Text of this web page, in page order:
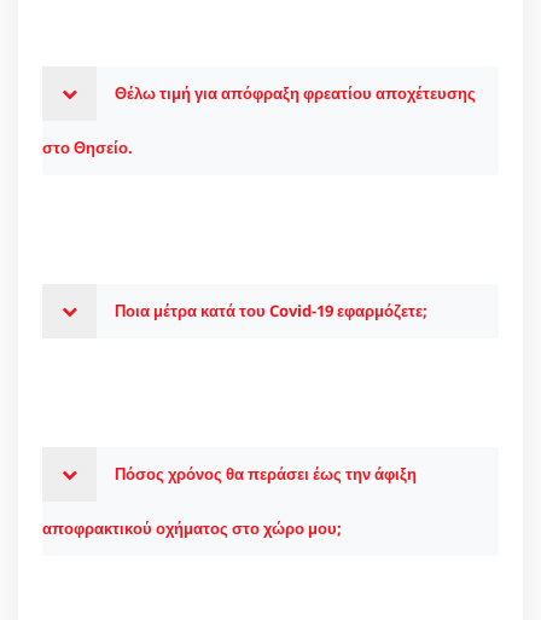
Θέλω τιμή για απόφραξη φρεατίου αποχέτευσης
στο Θησείο.
Ποια μέτρα κατά του Covid-19 εφαρμόζετε;
Πόσος χρόνος θα περάσει έως την άφιξη
αποφρακτικού οχήματος στο χώρο μου;